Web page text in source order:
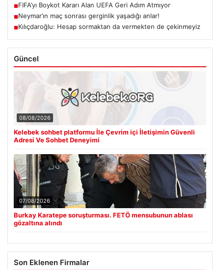
■FIFA’yı Boykot Kararı Alan UEFA Geri Adım Atmıyor
■Neymar’ın maç sonrası gerginlik yaşadığı anlar!
■Kılıçdaroğlu: Hesap sormaktan da vermekten de çekinmeyiz
Güncel
08/08/2026
Kelebek sohbet platformu İle Çevrim içi İletişimin Güvenli
Adresi Ve Sohbet Deneyimi
07/08/2026
Burkay Karatepe soruşturması. FETÖ mensubunun ablası
gözaltına alındı
Son Eklenen Firmalar